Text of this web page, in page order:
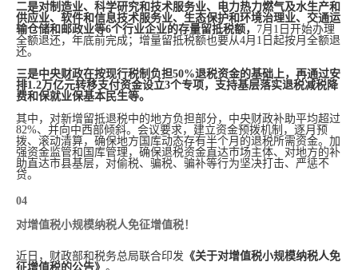
二是对制造业、科学研究和技术服务业、电力热力燃气及水生产和
供应业、软件和信息技术服务业、生态保护和环境治理业、交通运
输仓储和邮政业等6个行业企业的存量留抵税额， 7月1日开始办理
全额退还，年底前完成；增量留抵税额也要从4月1日起按月全额退
还。
三是中央财政在按现行税制负担50%退税资金的基础上，再通过安
排1.2万亿元转移支付资金设立3个专项，支持基层落实退税减税降
费和保就业保基本民生等。
其中，对新增留抵退税中的地方负担部分，中央财政补助平均超过
82%、并向中西部倾斜。会议要求，建立资金预拨机制，逐月预
拨、滚动清算，确保地方国库动态存有半个月的退税所需资金。加
强资金监管和国库管理，确保退税资金直达市场主体、对地方的补
助直达市县基层，对偷税、骗税、骗补等行为坚决打击、严惩不
贷。
04
对增值税小规模纳税人免征增值税！
近日，财政部和税务总局联合印发 《关于对增值税小规模纳税人免
征增值税的公告》 。